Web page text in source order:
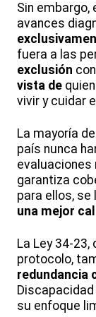
Sin
avances
fuera a las
exclusión
vista de
vivir y cuidar
La mayoría
país nunca
evaluaciones
garantiza
para ellos, se
una mejor
La Ley 34-
protocolo,
redundancia
su enfoque